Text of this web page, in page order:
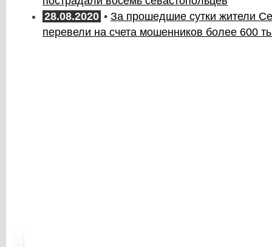
28.08.2020 • За прошедшие сутки жители
перевели на счета мошенников более 600